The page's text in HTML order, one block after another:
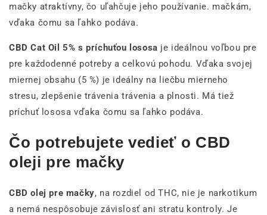
mačky atraktívny, čo uľahčuje jeho používanie. mačkám,
vďaka čomu sa ľahko podáva.
CBD Cat Oil 5% s príchuťou lososa je ideálnou voľbou pre
pre každodenné potreby a celkovú pohodu. Vďaka svojej
miernej obsahu (5 %) je ideálny na liečbu mierneho
stresu, zlepšenie trávenia trávenia a plnosti. Má tiež
príchuť lososa vďaka čomu sa ľahko podáva.
Čo potrebujete vedieť o CBD
oleji pre mačky
CBD olej pre mačky, na rozdiel od THC, nie je narkotikum
a nemá nespôsobuje závislosť ani stratu kontroly. Je